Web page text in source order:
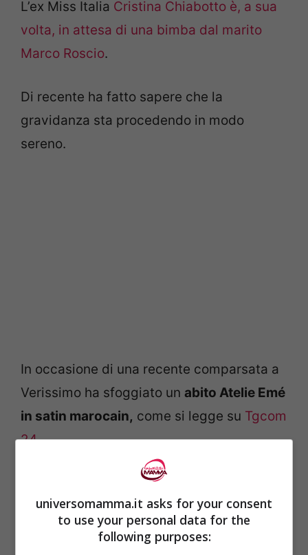
L’ex Miss Italia Cristina Chiabotto è, a sua
volta, in attesa di una bimba dal marito
Marco Roscio.
Di recente ha fatto sapere che la
gravidanza sta procedendo in modo
sereno.
In occasione di una recente comparsata a
Verissimo ha sfoggiato un abito Atelie Emé
in satin marocain, come si legge su Tgcom
24.
universomamma.it asks for your consent
to use your personal data for the
following purposes: